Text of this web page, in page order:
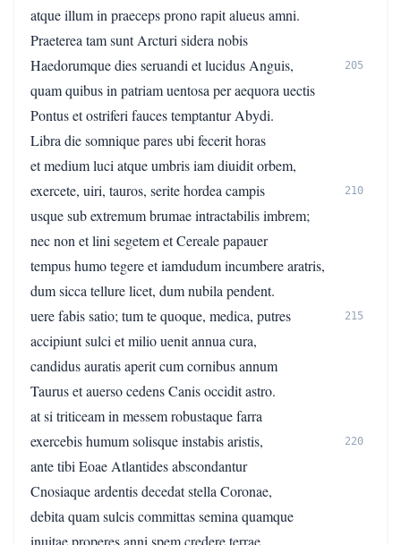
atque illum in praeceps prono rapit alueus amni.
Praeterea tam sunt Arcturi sidera nobis
Haedorumque dies seruandi et lucidus Anguis,
205
quam quibus in patriam uentosa per aequora uectis
Pontus et ostriferi fauces temptantur Abydi.
Libra die somnique pares ubi fecerit horas
et medium luci atque umbris iam diuidit orbem,
exercete, uiri, tauros, serite hordea campis
210
usque sub extremum brumae intractabilis imbrem;
nec non et lini segetem et Cereale papauer
tempus humo tegere et iamdudum incumbere aratris,
dum sicca tellure licet, dum nubila pendent.
uere fabis satio; tum te quoque, medica, putres
215
accipiunt sulci et milio uenit annua cura,
candidus auratis aperit cum cornibus annum
Taurus et auerso cedens Canis occidit astro.
at si triticeam in messem robustaque farra
exercebis humum solisque instabis aristis,
220
ante tibi Eoae Atlantides abscondantur
Cnosiaque ardentis decedat stella Coronae,
debita quam sulcis committas semina quamque
inuitae properes anni spem credere terrae.